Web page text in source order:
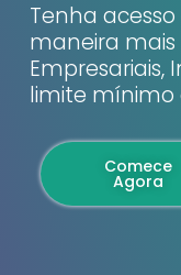
Tenha
maneira mais
Empresariais,
limite mínimo
Comece
Agora